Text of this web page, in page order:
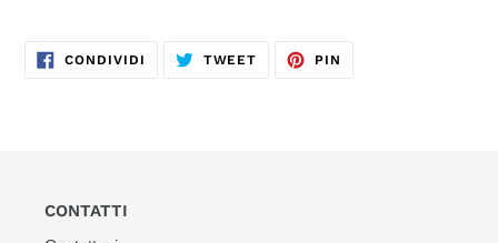
CONDIVIDI CONDIVIDITWEET TWITTA PIN
CONTATTI